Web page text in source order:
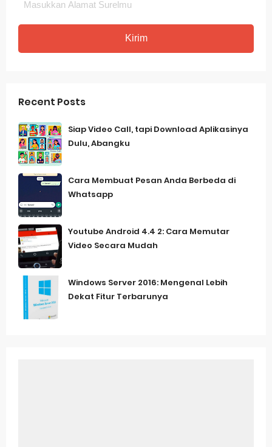
Recent Posts
Siap Video Call, tapi Download Aplikasinya
Dulu, Abangku
Cara Membuat Pesan Anda Berbeda di
Whatsapp
Youtube Android 4.4 2: Cara Memutar
Video Secara Mudah
Windows Server 2016: Mengenal Lebih
Dekat Fitur Terbarunya